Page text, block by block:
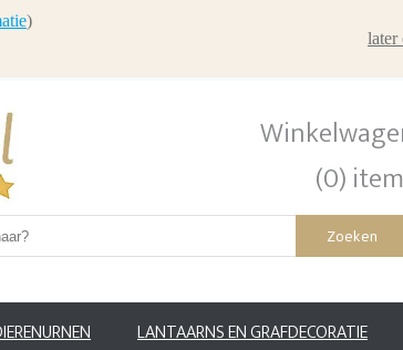
(0)
Zoeken
LANTAARNS EN GRAFDECORATIE
)
later